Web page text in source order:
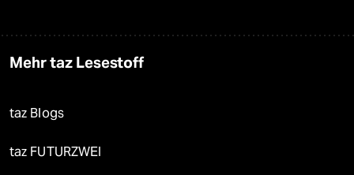
Mehr taz Lesestoff
taz Blogs
taz FUTURZWEI